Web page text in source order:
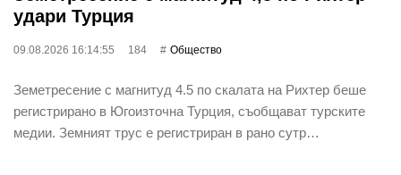
удари Турция
09.08.2026 16:14:55 184 Общество
Земетресение с магнитуд 4.5 по скалата на Рихтер беше
регистрирано в Югоизточна Турция, съобщават турските
медии. Земният трус е регистриран в рано сутр…